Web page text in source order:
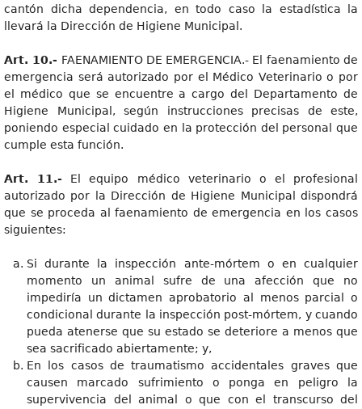
cantón dicha dependencia, en todo caso la estadística la
llevará la Dirección de Higiene Municipal.
Art. 10.- FAENAMIENTO DE EMERGENCIA.- El faenamiento de
emergencia será autorizado por el Médico Veterinario o por
el médico que se encuentre a cargo del Departamento de
Higiene Municipal, según instrucciones precisas de este,
poniendo especial cuidado en la protección del personal que
cumple esta función.
Art. 11.- El equipo médico veterinario o el profesional
autorizado por la Dirección de Higiene Municipal dispondrá
que se proceda al faenamiento de emergencia en los casos
siguientes:
Si durante la inspección ante-mórtem o en cualquier
momento un animal sufre de una afección que no
impediría un dictamen aprobatorio al menos parcial o
condicional durante la inspección post-mórtem, y cuando
pueda atenerse que su estado se deteriore a menos que
sea sacrificado abiertamente; y,
En los casos de traumatismo accidentales graves que
causen marcado sufrimiento o ponga en peligro la
supervivencia del animal o que con el transcurso del